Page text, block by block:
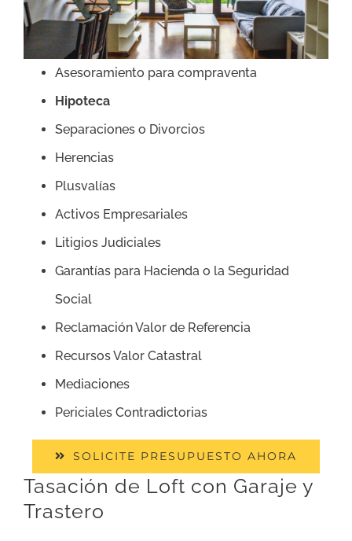
Asesoramiento para compraventa
Hipoteca
Separaciones o Divorcios
Herencias
Plusvalías
Activos Empresariales
Litigios Judiciales
Garantías para Hacienda o la Seguridad
Social
Reclamación Valor de Referencia
Recursos Valor Catastral
Mediaciones
Periciales Contradictorias
SOLICITE PRESUPUESTO AHORA
Tasación de Loft con Garaje y
Trastero